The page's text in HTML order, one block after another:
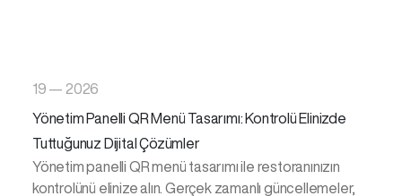
19 — 2026
Yönetim Panelli QR Menü Tasarımı: Kontrolü Elinizde
Tuttuğunuz Dijital Çözümler
Yönetim panelli QR menü tasarımı ile restoranınızın
kontrolünü elinize alın. Gerçek zamanlı güncellemeler,